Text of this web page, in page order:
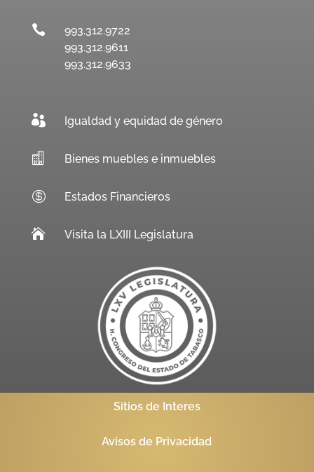

993.312.9722
993.312.9611
993.312.9633
 Igualdad y equidad de género
 Bienes muebles e inmuebles
 Estados Financieros
 Visita la LXIII Legislatura
Sitios de Interes
Avisos de Privacidad